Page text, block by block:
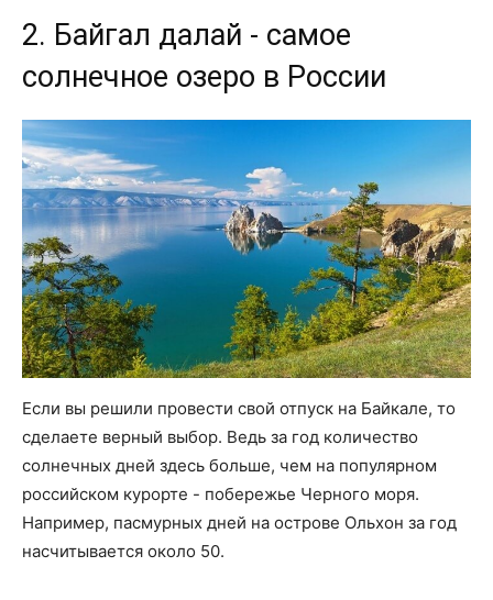
2. Байгал далай - самое
солнечное озеро в России
Если вы решили провести свой отпуск на Байкале, то
сделаете верный выбор. Ведь за год количество
солнечных дней здесь больше, чем на популярном
российском курорте - побережье Черного моря.
Например, пасмурных дней на острове Ольхон за год
насчитывается около 50.